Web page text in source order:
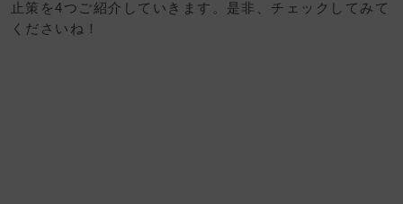
止策を4つご紹介していきます。是非、チェックしてみて
くださいね！